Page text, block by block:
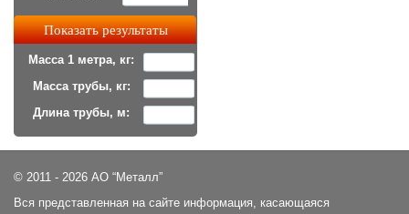
Масса 1 метра, кг:
Масса трубы, кг:
Длина трубы, м:
© 2011 - 2026 АО “Металл”
Вся представленная на сайте информация, касающаяся